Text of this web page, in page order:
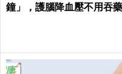
鐘」，護腦降血壓不用吞